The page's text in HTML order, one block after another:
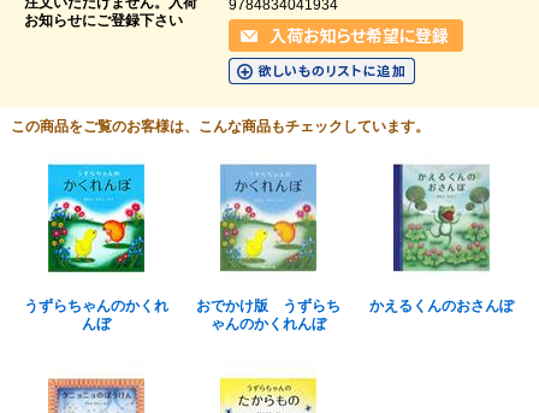
お知らせにご登録下さい
9784834041934
この商品をご覧のお客様は、こんな商品もチェックしています。
うずらちゃんのかくれ
んぼ
おでかけ版 うずらち
ゃんのかくれんぼ
かえるくんのおさんぽ